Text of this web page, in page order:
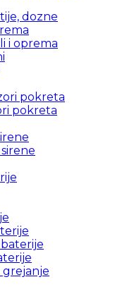
dozne
i oprema
pokreta
pokreta